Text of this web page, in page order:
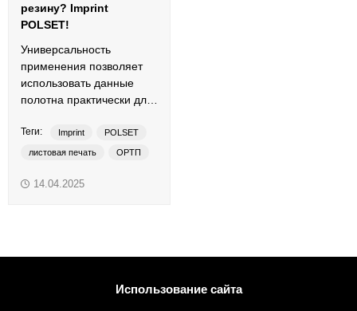
резину? Imprint
POLSET!
Универсальность
применения позволяет
использовать данные
полотна практически для
офсетной печати.
Теги: Imprint POLSET
листовая печать ОРТП
14.04.2025
Использование сайта